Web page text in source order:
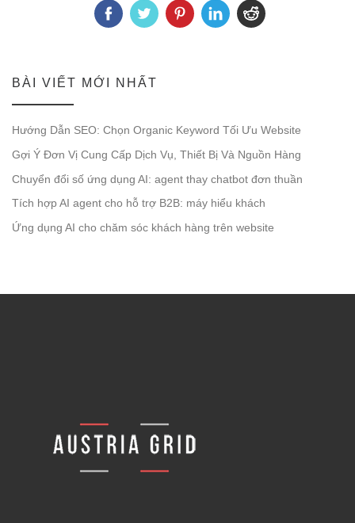
BÀI VIẾT MỚI NHẤT
Hướng Dẫn SEO: Chọn Organic Keyword Tối Ưu Website
Gợi Ý Đơn Vị Cung Cấp Dịch Vụ, Thiết Bị Và Nguồn Hàng
Chuyển đổi số ứng dụng AI: agent thay chatbot đơn thuần
Tích hợp AI agent cho hỗ trợ B2B: máy hiểu khách
Ứng dụng AI cho chăm sóc khách hàng trên website